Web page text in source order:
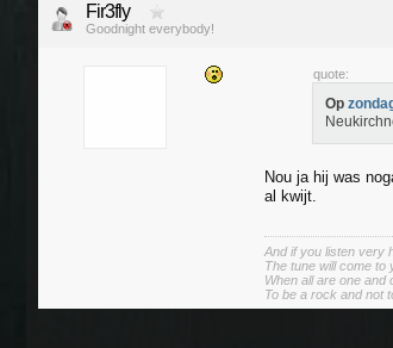
Fir3fly
Goodnight everybody!
quote:
Op
Nou ja hij was
al kwijt.
And if you listen very
The tune will come to
When all are one and
To be a rock and not